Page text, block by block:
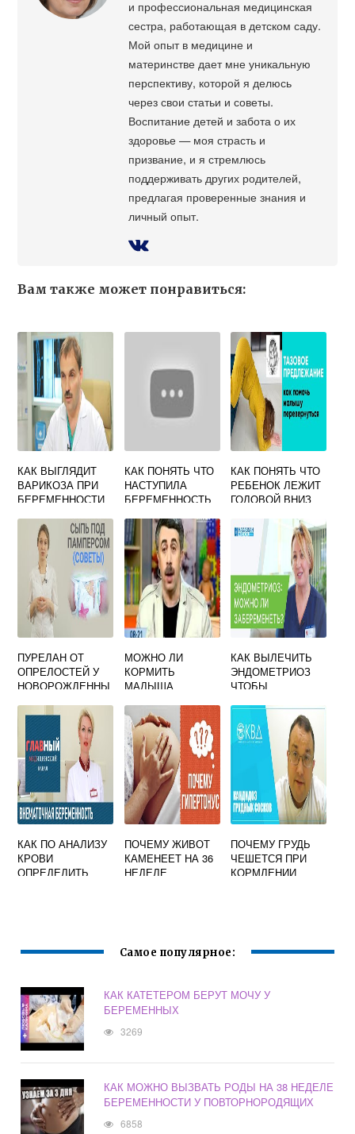
и профессиональная медицинская
сестра, работающая в детском саду.
Мой опыт в медицине и
материнстве дает мне уникальную
перспективу, которой я делюсь
через свои статьи и советы.
Воспитание детей и забота о их
здоровье — моя страсть и
призвание, и я стремлюсь
поддерживать других родителей,
предлагая проверенные знания и
личный опыт.
Вам также может понравиться:
КАК ВЫГЛЯДИТ
ВАРИКОЗА ПРИ
БЕРЕМЕННОСТИ
КАК ПОНЯТЬ ЧТО
НАСТУПИЛА
БЕРЕМЕННОСТЬ
МЕСЯЧНЫХ ПО
ВЫДЕЛЕНИЯМ
КАК ПОНЯТЬ ЧТО
РЕБЕНОК ЛЕЖИТ
ГОЛОВОЙ ВНИЗ
БЕРЕМЕННОСТИ
ПУРЕЛАН ОТ
ОПРЕЛОСТЕЙ У
НОВОРОЖДЕННЫ
МОЖНО ЛИ
КОРМИТЬ
МАЛЫША
КОРМЯЩАЯ
МАМА
ЗАБОЛЕЛА?
КАК ВЫЛЕЧИТЬ
ЭНДОМЕТРИОЗ
ЧТОБЫ
КАК ПО АНАЛИЗУ
КРОВИ
ОПРЕДЕЛИТЬ
ПОЧЕМУ ЖИВОТ
КАМЕНЕЕТ НА 36
НЕДЕЛЕ
ПОЧЕМУ ГРУДЬ
ЧЕШЕТСЯ ПРИ
КОРМЛЕНИИ
Самое популярное:
КАК КАТЕТЕРОМ БЕРУТ МОЧУ У
БЕРЕМЕННЫХ
3269
КАК МОЖНО ВЫЗВАТЬ РОДЫ НА 38 НЕДЕЛЕ
БЕРЕМЕННОСТИ У ПОВТОРНОРОДЯЩИХ
6858